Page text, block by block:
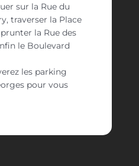
sur la Rue du
traverser la Place
la Rue des
le Boulevard
les parking
pour vous